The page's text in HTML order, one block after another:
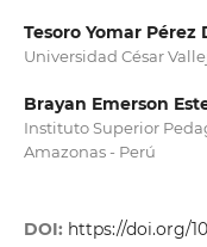
Tesoro Yomar Pérez
Universidad César
Brayan Emerson
Instituto Superior
Amazonas - Perú
DOI: https://doi.org/